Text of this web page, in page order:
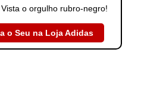
o orgulho rubro-negro!
o Seu na Loja Adidas